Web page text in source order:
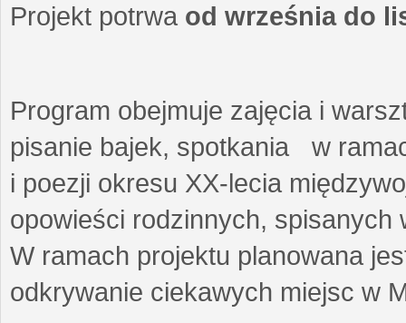
Projekt potrwa od września do
Program obejmuje zajęcia i
pisanie bajek, spotkania w
i poezji okresu XX-lecia
opowieści rodzinnych,
W ramach projektu planowana
odkrywanie ciekawych miejsc w